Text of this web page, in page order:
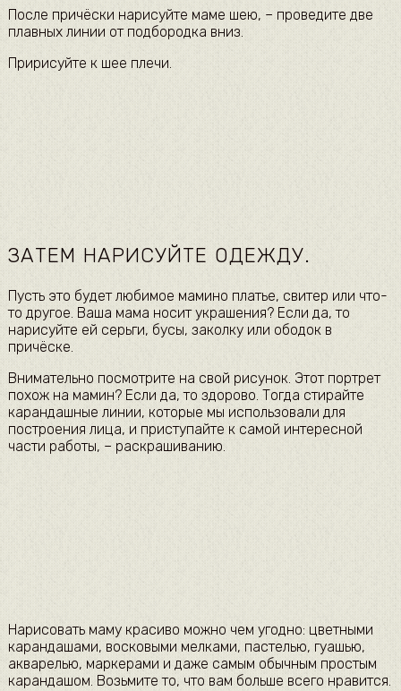
После причёски нарисуйте маме шею, – проведите две
плавных линии от подбородка вниз.
Пририсуйте к шее плечи.
ЗАТЕМ НАРИСУЙТЕ ОДЕЖДУ.
Пусть это будет любимое мамино платье, свитер или что-
то другое. Ваша мама носит украшения? Если да, то
нарисуйте ей серьги, бусы, заколку или ободок в
причёске.
Внимательно посмотрите на свой рисунок. Этот портрет
похож на мамин? Если да, то здорово. Тогда стирайте
карандашные линии, которые мы использовали для
построения лица, и приступайте к самой интересной
части работы, – раскрашиванию.
Нарисовать маму красиво можно чем угодно: цветными
карандашами, восковыми мелками, пастелью, гуашью,
акварелью, маркерами и даже самым обычным простым
карандашом. Возьмите то, что вам больше всего нравится.